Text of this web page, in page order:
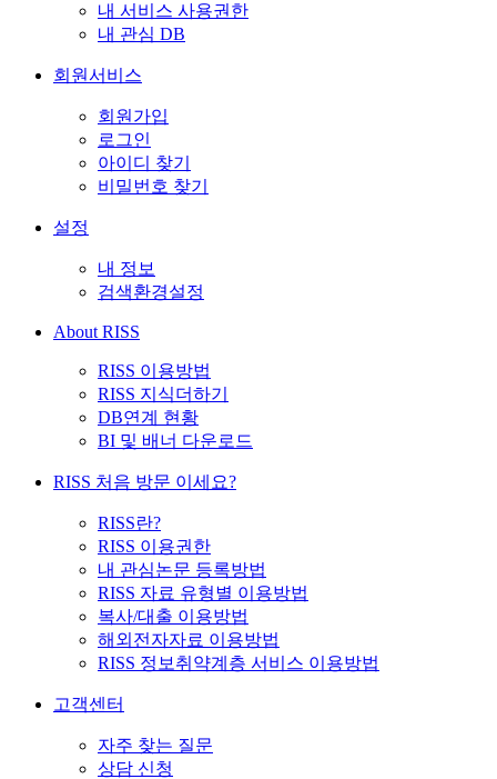
내 서비스 사용권한
내 관심 DB
회원서비스
회원가입
로그인
아이디 찾기
비밀번호 찾기
설정
내 정보
검색환경설정
About RISS
RISS 이용방법
RISS 지식더하기
DB연계 현황
BI 및 배너 다운로드
RISS 처음 방문 이세요?
RISS란?
RISS 이용권한
내 관심논문 등록방법
RISS 자료 유형별 이용방법
복사/대출 이용방법
해외전자자료 이용방법
RISS 정보취약계층 서비스 이용방법
고객센터
자주 찾는 질문
상담 신청